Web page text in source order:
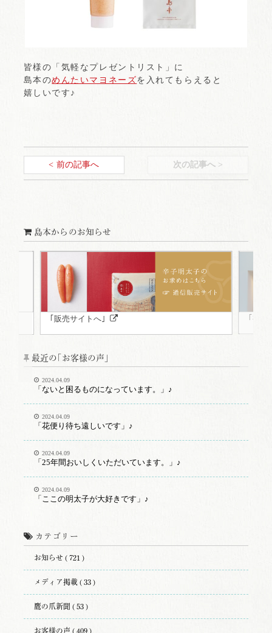
皆様の「気軽なプレゼントリスト」に
島本のめんたいマヨネーズを入れてもらえると
嬉しいです♪
< 前の記事へ 次の記事へ >
島本からのお知らせ
｢販売サイトへ｣ ｢福岡
最近の｢お客様の声｣
2024.04.09
「ないと困るものになっています。」♪
2024.04.09
「花便り待ち遠しいです」♪
2024.04.09
「25年間おいしくいただいています。」♪
2024.04.09
「ここの明太子が大好きです」♪
カテゴリー
お知らせ ( 721 )
メディア掲載 ( 33 )
鷹の爪新聞 ( 53 )
お客様の声 ( 409 )